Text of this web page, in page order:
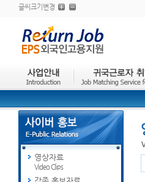
글씨크기변경
영상자료
Video Clips